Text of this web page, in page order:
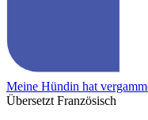
Meine Hündin hat
Übersetzt Französisch